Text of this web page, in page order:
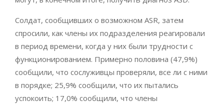
Солдат, сообщивших о возможном ASR, затем
спросили, как члены их подразделения реагировали
в период времени, когда у них были трудности с
функционированием. Примерно половина (47,9%)
сообщили, что сослуживцы проверяли, все ли с ними
в порядке; 25,9% сообщили, что их пытались
успокоить; 17,0% сообщили, что члены